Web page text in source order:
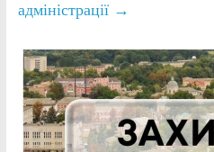
адміністрації →